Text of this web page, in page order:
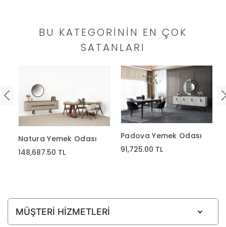
BU KATEGORININ EN ÇOK
SATANLARI
Natura Yemek Odası
148,687.50 TL
Padova Yemek Odası
91,725.00 TL
MÜŞTERİ HİZMETLERİ